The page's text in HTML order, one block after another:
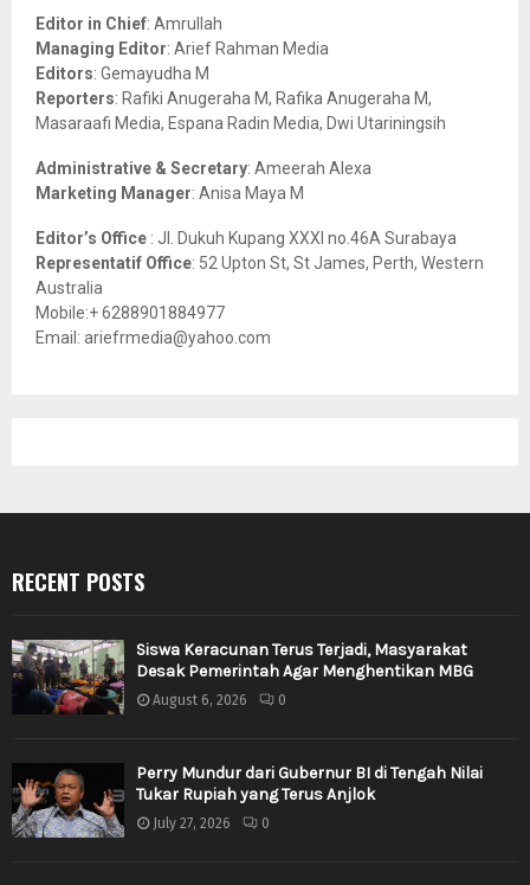
o
r
:
Editor in Chief: Amrullah
Managing Editor: Arief Rahman Media
Editors: Gemayudha M
Reporters: Rafiki Anugeraha M, Rafika Anugeraha M,
Masaraafi Media, Espana Radin Media, Dwi Utariningsih
Administrative & Secretary: Ameerah Alexa
Marketing Manager: Anisa Maya M
Editor’s Office : Jl. Dukuh Kupang XXXI no.46A Surabaya
Representatif Office: 52 Upton St, St James, Perth, Western
Australia
Mobile:+ 6288901884977
Email: ariefrmedia@yahoo.com
RECENT POSTS
Siswa Keracunan Terus Terjadi, Masyarakat
Desak Pemerintah Agar Menghentikan MBG
August 6, 2026 0
Perry Mundur dari Gubernur BI di Tengah Nilai
Tukar Rupiah yang Terus Anjlok
July 27, 2026 0